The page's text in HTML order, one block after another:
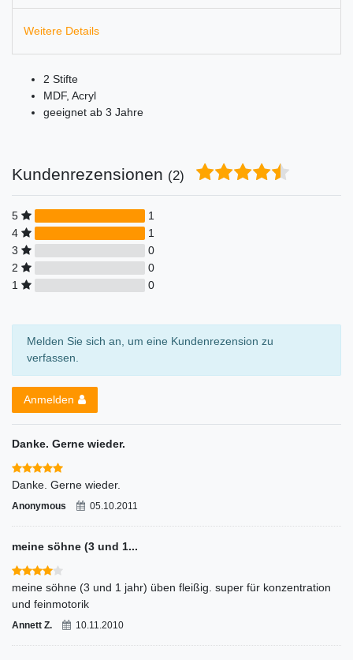
Weitere Details
2 Stifte
MDF, Acryl
geeignet ab 3 Jahre
Kundenrezensionen (2)
5
1
4
1
3
0
2
0
1
0
Melden Sie sich an, um eine Kundenrezension zu
verfassen.
Anmelden
Danke. Gerne wieder.
Danke. Gerne wieder.
Anonymous 05.10.2011
meine söhne (3 und 1...
meine söhne (3 und 1 jahr) üben fleißig. super für konzentration
und feinmotorik
Annett Z. 10.11.2010